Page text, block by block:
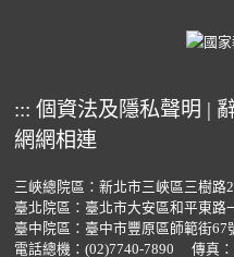
::: 個資法及隱私聲明 |
網網相連
三峽總院區：新北市三峽區三樹路
臺北院區：臺北市大安區和平東路
臺中院區：臺中市豐原區師範街67
電話總機： (02)7740-7890 傳真